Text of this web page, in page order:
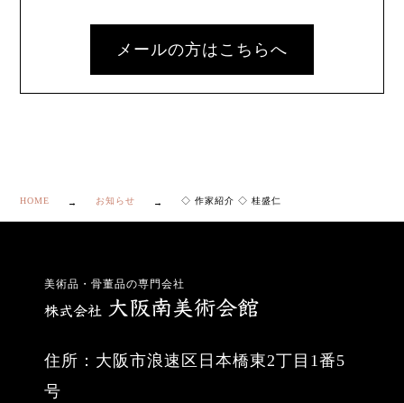
メールの方はこちらへ
HOME お知らせ ◇ 作家紹介 ◇ 桂盛仁
美術品・骨董品の専門会社
住所：大阪市浪速区日本橋東2丁目1番5
号